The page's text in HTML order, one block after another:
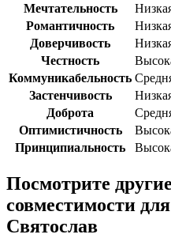
Мечтательность
Романтичность
Доверчивость
Честность
Коммуникабельность
Застенчивость
Доброта
Оптимистичность
Принципиальность
Посмотрите
совместимости
Святослав